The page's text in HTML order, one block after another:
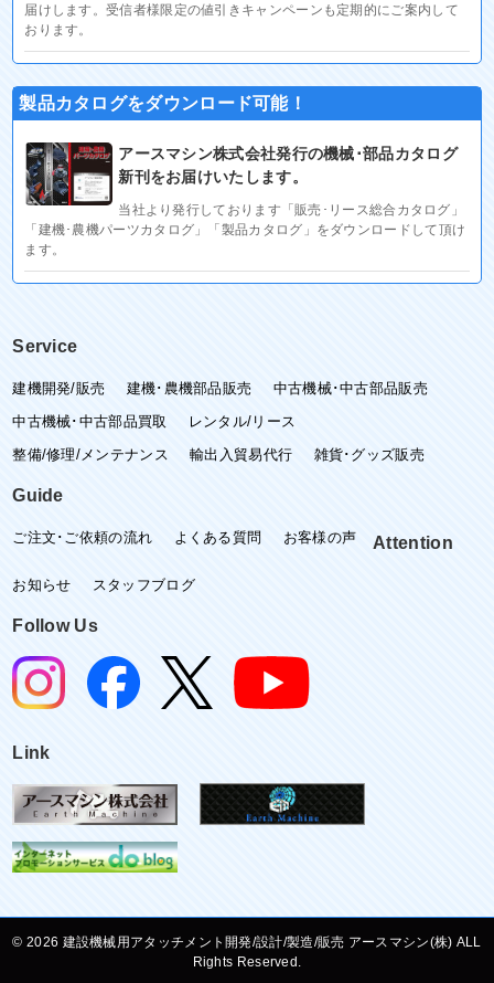
届けします。受信者様限定の値引きキャンペーンも定期的にご案内して
おります。
製品カタログをダウンロード可能！
アースマシン株式会社発行の機械･部品カタログ
新刊をお届けいたします。
当社より発行しております「販売･リース総合カタログ」
「建機･農機パーツカタログ」「製品カタログ」をダウンロードして頂け
ます。
Service
建機開発/販売 建機･農機部品販売
中古機械･中古部品販売
中古機械･中古部品買取
レンタル/リース
整備/修理/メンテナンス
輸出入貿易代行 雑貨･グッズ販売
Guide
ご注文･ご依頼の流れ よくある質問 お客様の声 Attention
お知らせ スタッフブログ
Follow Us
Link
©
建設機械用アタッチメント開発/設計/製造/販売 アースマシン(株) ALL
Rights Reserved.